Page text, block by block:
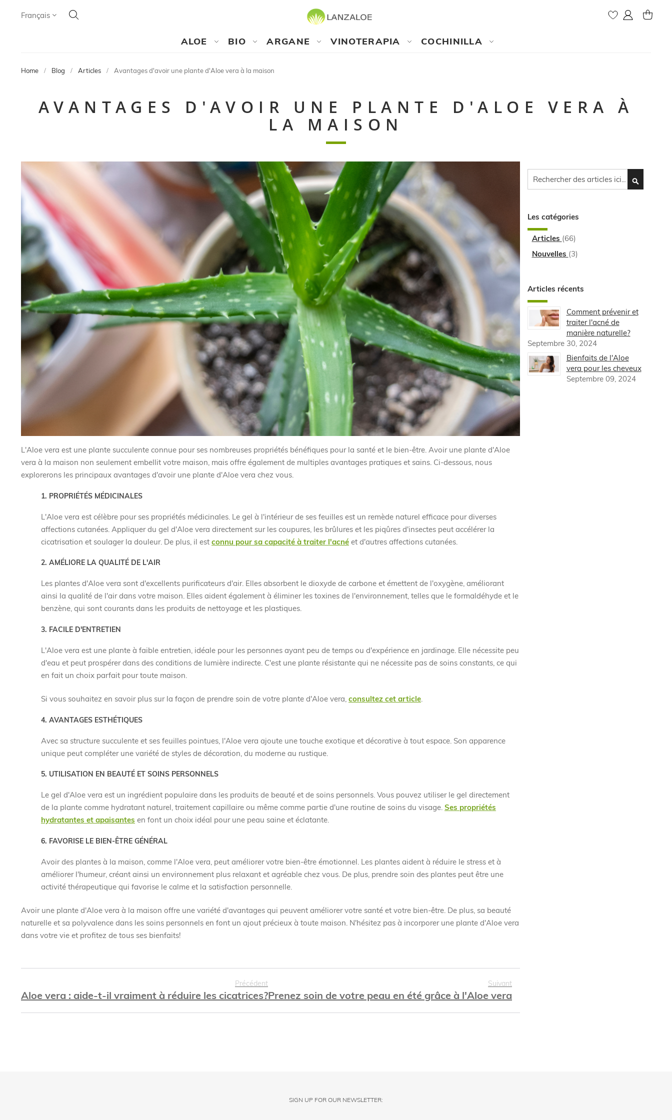
Language
Français Cherchez
CHERCHEZ Mon compte
MY
ALOE BIO ARGANE VINOTERAPIA COCHINILLA
Home Blog Articles Avantages d'avoir une plante d'Aloe vera à la maison
AVANTAGES D'AVOIR UNE PLANTE D'ALOE VERA À
LA MAISON
L'Aloe vera est une plante succulente connue pour ses nombreuses propriétés bénéfiques pour la santé et le bien-être. Avoir une plante d'Aloe
vera à la maison non seulement embellit votre maison, mais offre également de multiples avantages pratiques et sains. Ci-dessous, nous
explorerons les principaux avantages d'avoir une plante d'Aloe vera chez vous.
1. PROPRIÉTÉS MÉDICINALES
L'Aloe vera est célèbre pour ses propriétés médicinales. Le gel à l'intérieur de ses feuilles est un remède naturel efficace pour diverses
affections cutanées. Appliquer du gel d'Aloe vera directement sur les coupures, les brûlures et les piqûres d'insectes peut accélérer la
cicatrisation et soulager la douleur. De plus, il est connu pour sa capacité à traiter l'acné et d'autres affections cutanées.
2. AMÉLIORE LA QUALITÉ DE L'AIR
Les plantes d'Aloe vera sont d'excellents purificateurs d'air. Elles absorbent le dioxyde de carbone et émettent de l'oxygène, améliorant
ainsi la qualité de l'air dans votre maison. Elles aident également à éliminer les toxines de l'environnement, telles que le formaldéhyde et le
benzène, qui sont courants dans les produits de nettoyage et les plastiques.
3. FACILE D'ENTRETIEN
L'Aloe vera est une plante à faible entretien, idéale pour les personnes ayant peu de temps ou d'expérience en jardinage. Elle nécessite peu
d'eau et peut prospérer dans des conditions de lumière indirecte. C'est une plante résistante qui ne nécessite pas de soins constants, ce qui
en fait un choix parfait pour toute maison.
Si vous souhaitez en savoir plus sur la façon de prendre soin de votre plante d'Aloe vera, consultez cet article.
4. AVANTAGES ESTHÉTIQUES
Avec sa structure succulente et ses feuilles pointues, l'Aloe vera ajoute une touche exotique et décorative à tout espace. Son apparence
unique peut compléter une variété de styles de décoration, du moderne au rustique.
5. UTILISATION EN BEAUTÉ ET SOINS PERSONNELS
Le gel d'Aloe vera est un ingrédient populaire dans les produits de beauté et de soins personnels. Vous pouvez utiliser le gel directement
de la plante comme hydratant naturel, traitement capillaire ou même comme partie d'une routine de soins du visage. Ses propriétés
hydratantes et apaisantes en font un choix idéal pour une peau saine et éclatante.
6. FAVORISE LE BIEN-ÊTRE GÉNÉRAL
Avoir des plantes à la maison, comme l'Aloe vera, peut améliorer votre bien-être émotionnel. Les plantes aident à réduire le stress et à
améliorer l'humeur, créant ainsi un environnement plus relaxant et agréable chez vous. De plus, prendre soin des plantes peut être une
activité thérapeutique qui favorise le calme et la satisfaction personnelle.
Avoir une plante d'Aloe vera à la maison offre une variété d'avantages qui peuvent améliorer votre santé et votre bien-être. De plus, sa beauté
naturelle et sa polyvalence dans les soins personnels en font un ajout précieux à toute maison. N'hésitez pas à incorporer une plante d'Aloe vera
dans votre vie et profitez de tous ses bienfaits!
Précédent
Aloe vera : aide-t-il vraiment à réduire les cicatrices?
Suivant
Prenez soin de votre peau en été grâce à l'Aloe vera
Les catégories
Articles (66)
Nouvelles (3)
Articles récents
Comment prévenir et
traiter l'acné de
manière naturelle?
Septembre 30, 2024
Bienfaits de l'Aloe
vera pour les cheveux
Septembre 09, 2024
SIGN UP FOR OUR NEWSLETTER: